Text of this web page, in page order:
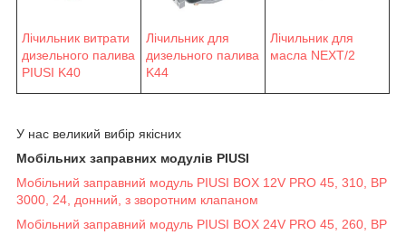
Лічильник витрати
дизельного палива
PIUSI K40
Лічильник для
дизельного палива
K44
Лічильник для
масла NEXT/2
У нас великий вибір якісних
Мобільних заправних модулів PIUSI
Мобільний заправний модуль PIUSI BOX 12V PRO 45, 310, BP
3000, 24, донний, з зворотним клапаном
Мобільний заправний модуль PIUSI BOX 24V PRO 45, 260, BP